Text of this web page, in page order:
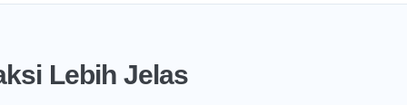
Lebih Jelas